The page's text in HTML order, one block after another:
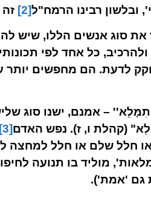
ובלשון רבינו הרמח"ל[2]
סוג אנשים הללו, שיש
כל אחד לפי
לדעת. הם מחפשים יותר
– אמנם, ישנו סוג
(קהלת ו, ז). נפש האדם[3]
חלל שלם או חלל למחצה
מוליד בו תנועה
גם 'אמת').